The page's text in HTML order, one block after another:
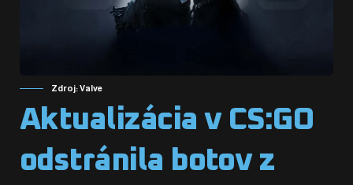
Zdroj: Valve
Aktualizácia v CS:GO
odstránila botov z